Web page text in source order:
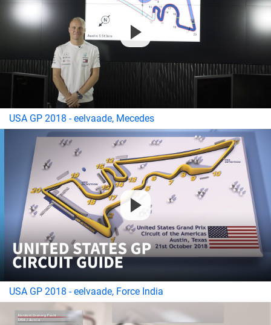
USA GP 2018 - eelvaade, Mecedes
USA GP 2018 - eelvaade, Force India